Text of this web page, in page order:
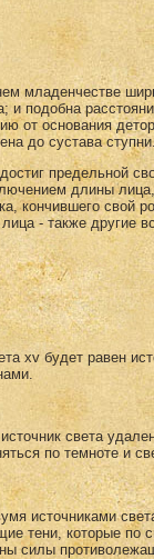
младенчестве
и подобна
от основа­ния
до сустава
предельной
длины
кон­чившего свой
- также другие
xv будет равен
света
по темноте и
источниками света
тени, которые по
силы